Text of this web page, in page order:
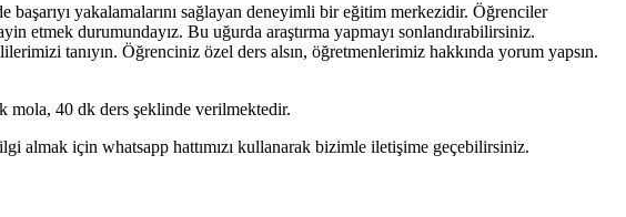
yakalamalarını sağlayan deneyimli bir eğitim merkezidir. Öğrenciler
etmek durumundayız. Bu uğurda araştırma yapmayı sonlandırabilirsiniz.
tanıyın. Öğrenciniz özel ders alsın, öğretmenlerimiz hakkında yorum yapsın.
mola, 40 dk ders şeklinde verilmektedir.
almak için whatsapp hattımızı kullanarak bizimle iletişime geçebilirsiniz.